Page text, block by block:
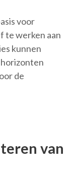
voor
te werken aan
kunnen
de
van